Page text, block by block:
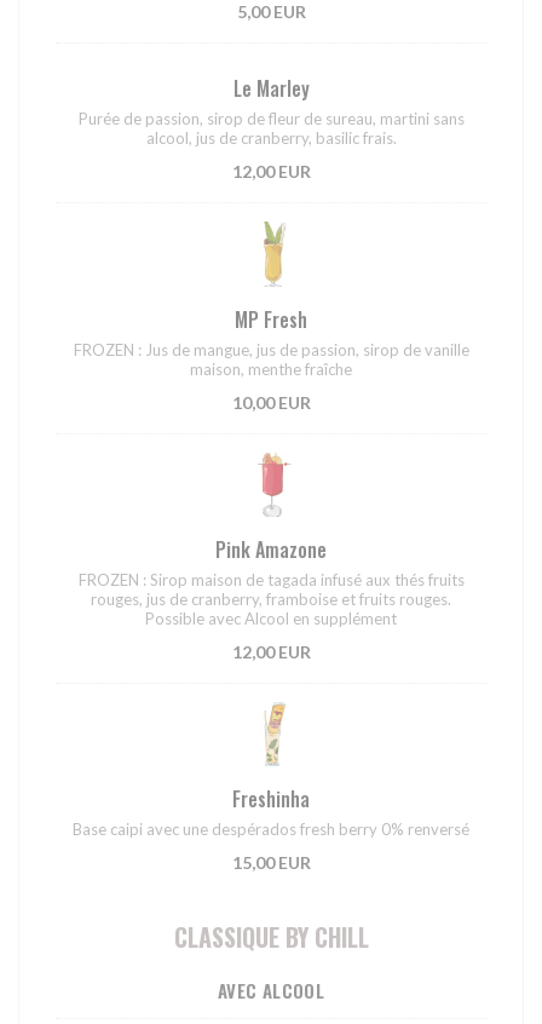
5,00 EUR
Le Marley
Purée de passion, sirop de fleur de sureau, martini sans
alcool, jus de cranberry, basilic frais.
12,00 EUR
MP Fresh
FROZEN : Jus de mangue, jus de passion, sirop de vanille
maison, menthe fraîche
10,00 EUR
Pink Amazone
FROZEN : Sirop maison de tagada infusé aux thés fruits
rouges, jus de cranberry, framboise et fruits rouges.
Possible avec Alcool en supplément
12,00 EUR
Freshinha
Base caipi avec une despérados fresh berry 0% renversé
15,00 EUR
CLASSIQUE BY CHILL
AVEC ALCOOL